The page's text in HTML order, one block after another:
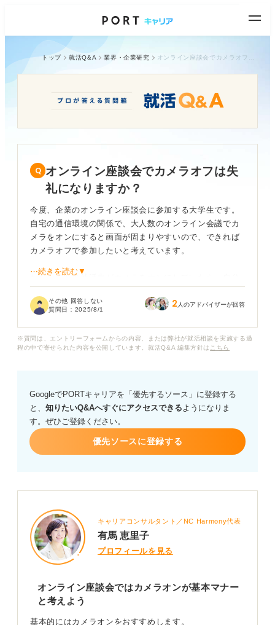
トップ 就活Q&A 業界・企業研究
オンライン座談会でカメラオフは失
礼になりますか？
今度、企業のオンライン座談会に参加する大学生です。
自宅の通信環境の関係で、大人数のオンライン会議でカ
メラをオンにすると画面が固まりやすいので、できれば
カメラオフで参加したいと考えています。
ただ、ほかの就活生がカメラをオンにしていたら、自分
うのではと心配です。座談会は面接ではないとはいえ、
オンラインの座談会でカメラをオフにするのは、マナー
また、もしやむを得ずカメラオフにする場合、事前に一
言伝えたほうが良い場合はその対応方法も含めて教えて
いただけると嬉しいです。
⋯続きを読む▼
その他 回答しない
質問日： 2025/8/1 2 人のアドバイザーが回答
※質問は、エントリーフォームからの内容、または弊社が就活相談を実施する過
程の中で寄せられた内容を公開しています。就活Q&A 編集方針は こちら
GoogleでPORTキャリアを「優先するソース」に登録する
と、 知りたいQ&Aへすぐにアクセスできるようになりま
す。ぜひご登録ください。
優先ソースに登録する
キャリアコンサルタント／NC Harmony代表
有馬 恵里子
プロフィールを見る
オンライン座談会ではカメラオンが基本マナー
と考えよう
基本的にはカメラオンをおすすめします。